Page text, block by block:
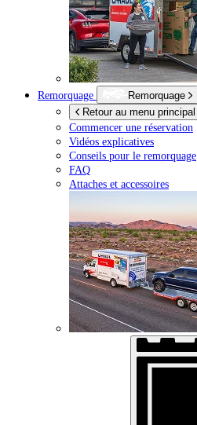
Remorquage
Remorquage
Retour au menu principal
Commencer une réservation
Vidéos explicatives
Conseils pour le remorquage
FAQ
Attaches et accessoires